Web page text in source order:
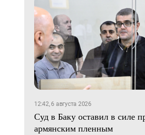
12:42, 6 августа 2026
Суд в Баку оставил в силе
армянским пленным